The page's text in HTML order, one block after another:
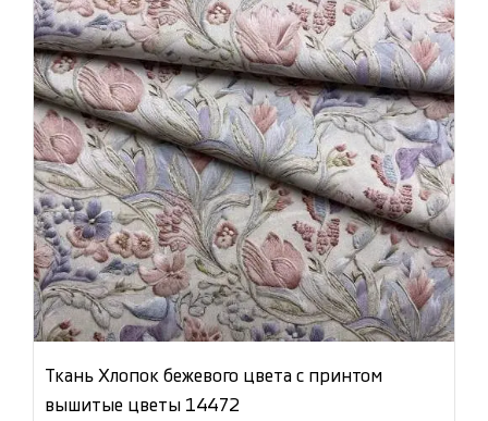
Ткань Хлопок бежевого цвета с принтом
вышитые цветы 14472